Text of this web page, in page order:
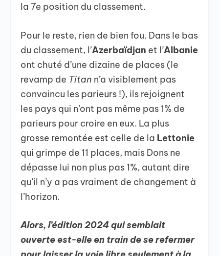
la 7e position du classement.
Pour le reste, rien de bien fou. Dans le bas
du classement, l’Azerbaïdjan et l’Albanie
ont chuté d’une dizaine de places (le
revamp de Titan n’a visiblement pas
convaincu les parieurs !), ils rejoignent
les pays qui n’ont pas même pas 1% de
parieurs pour croire en eux. La plus
grosse remontée est celle de la Lettonie
qui grimpe de 11 places, mais Dons ne
dépasse lui non plus pas 1%, autant dire
qu’il n’y a pas vraiment de changement à
l’horizon.
Alors, l’édition 2024 qui semblait
ouverte est-elle en train de se refermer